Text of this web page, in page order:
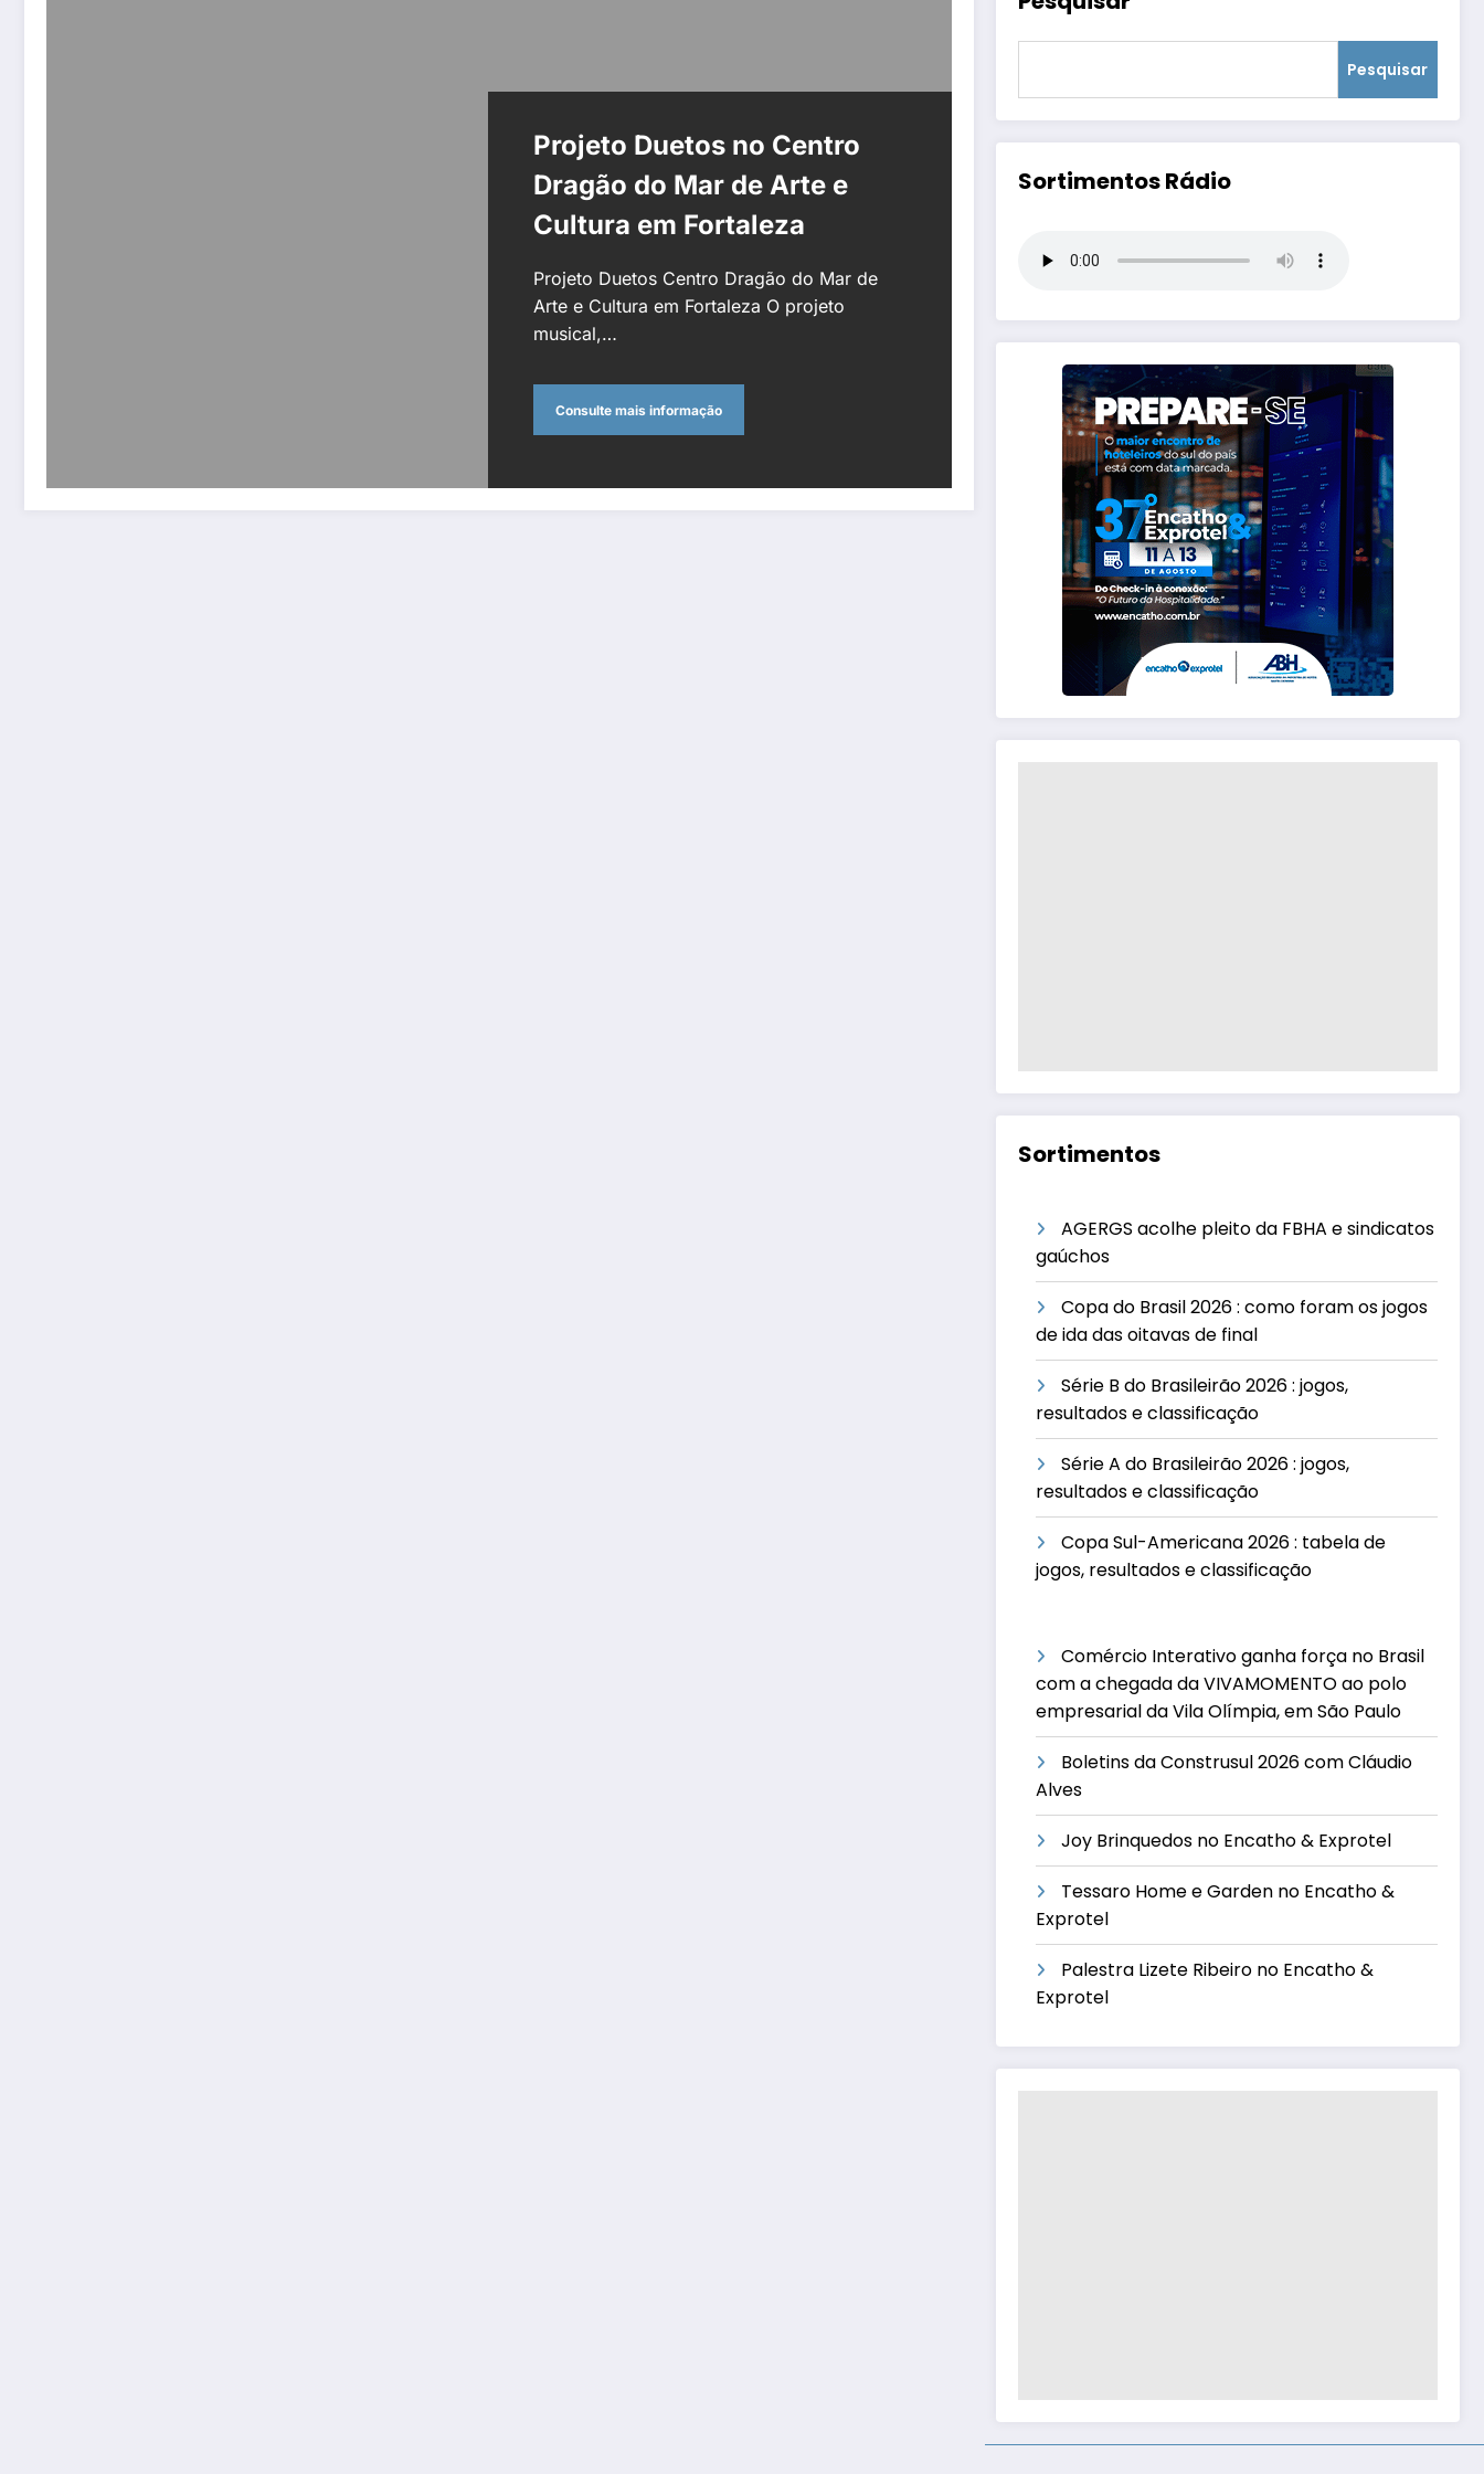
Projeto Duetos no Centro
Dragão do Mar de Arte e
Cultura em Fortaleza
Projeto Duetos Centro Dragão do Mar de
Arte e Cultura em Fortaleza O projeto
musical,…
Consulte mais informação
Pesquisar
Sortimentos Rádio
Sortimentos
AGERGS acolhe pleito da FBHA e sindicatos
gaúchos
Copa do Brasil 2026 : como foram os jogos
de ida das oitavas de final
Série B do Brasileirão 2026 : jogos,
resultados e classificação
Série A do Brasileirão 2026 : jogos,
resultados e classificação
Copa Sul-Americana 2026 : tabela de
jogos, resultados e classificação
Comércio Interativo ganha força no Brasil
com a chegada da VIVAMOMENTO ao polo
empresarial da Vila Olímpia, em São Paulo
Boletins da Construsul 2026 com Cláudio
Alves
Joy Brinquedos no Encatho & Exprotel
Tessaro Home e Garden no Encatho &
Exprotel
Palestra Lizete Ribeiro no Encatho &
Exprotel